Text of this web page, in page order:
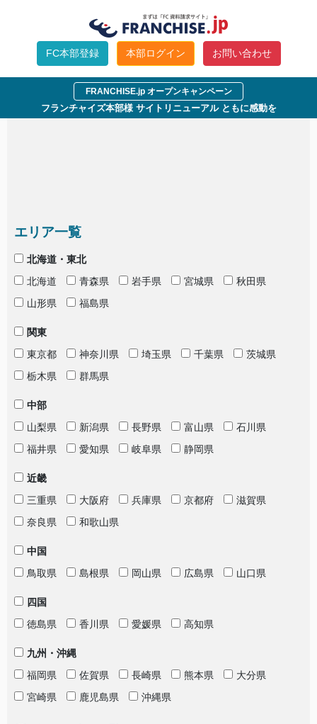
FC本部登録 本部ログイン お問い合わせ
FRANCHISE.jp オープンキャンペーン
フランチャイズ本部様 サイトリニューアル ともに感動を
指定された条件では参加企業が見付かりませんでし
条件を変えて検索して下さい。
エリア一覧
北海道・東北
北海道
青森県 岩手県 宮城県
秋田県
山形県
福島県
関東
東京都
神奈川県 埼玉県 千葉県
茨城県
栃木県
群馬県
中部
山梨県
新潟県 長野県 富山県
石川県
福井県
愛知県 岐阜県 静岡県
近畿
三重県
大阪府 兵庫県 京都府
滋賀県
奈良県
和歌山県
中国
鳥取県
島根県 岡山県 広島県 山口県
四国
徳島県
香川県 愛媛県 高知県
九州・沖縄
福岡県
佐賀県 長崎県 熊本県
大分県
宮崎県
鹿児島県 沖縄県